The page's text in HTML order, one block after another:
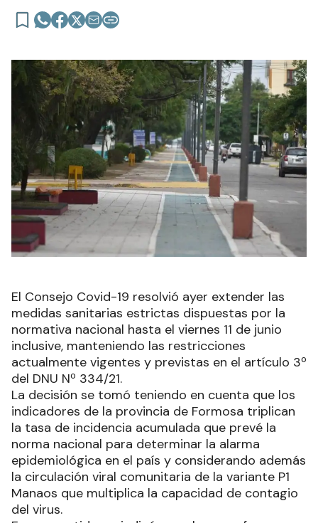
El Consejo Covid-19 resolvió ayer extender las
medidas sanitarias estrictas dispuestas por la
normativa nacional hasta el viernes 11 de junio
inclusive, manteniendo las restricciones
actualmente vigentes y previstas en el artículo 3º
del DNU Nº 334/21.
La decisión se tomó teniendo en cuenta que los
indicadores de la provincia de Formosa triplican
la tasa de incidencia acumulada que prevé la
norma nacional para determinar la alarma
epidemiológica en el país y considerando además
la circulación viral comunitaria de la variante P1
Manaos que multiplica la capacidad de contagio
del virus.